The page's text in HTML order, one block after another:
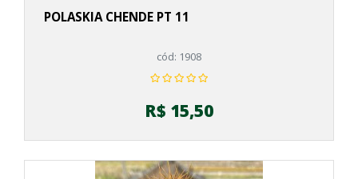
POLASKIA CHENDE PT 11
cód: 1908
R$ 15,50